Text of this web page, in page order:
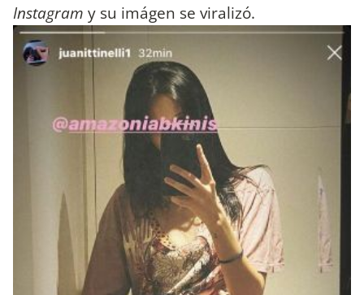
Instagram y su imágen se viralizó.